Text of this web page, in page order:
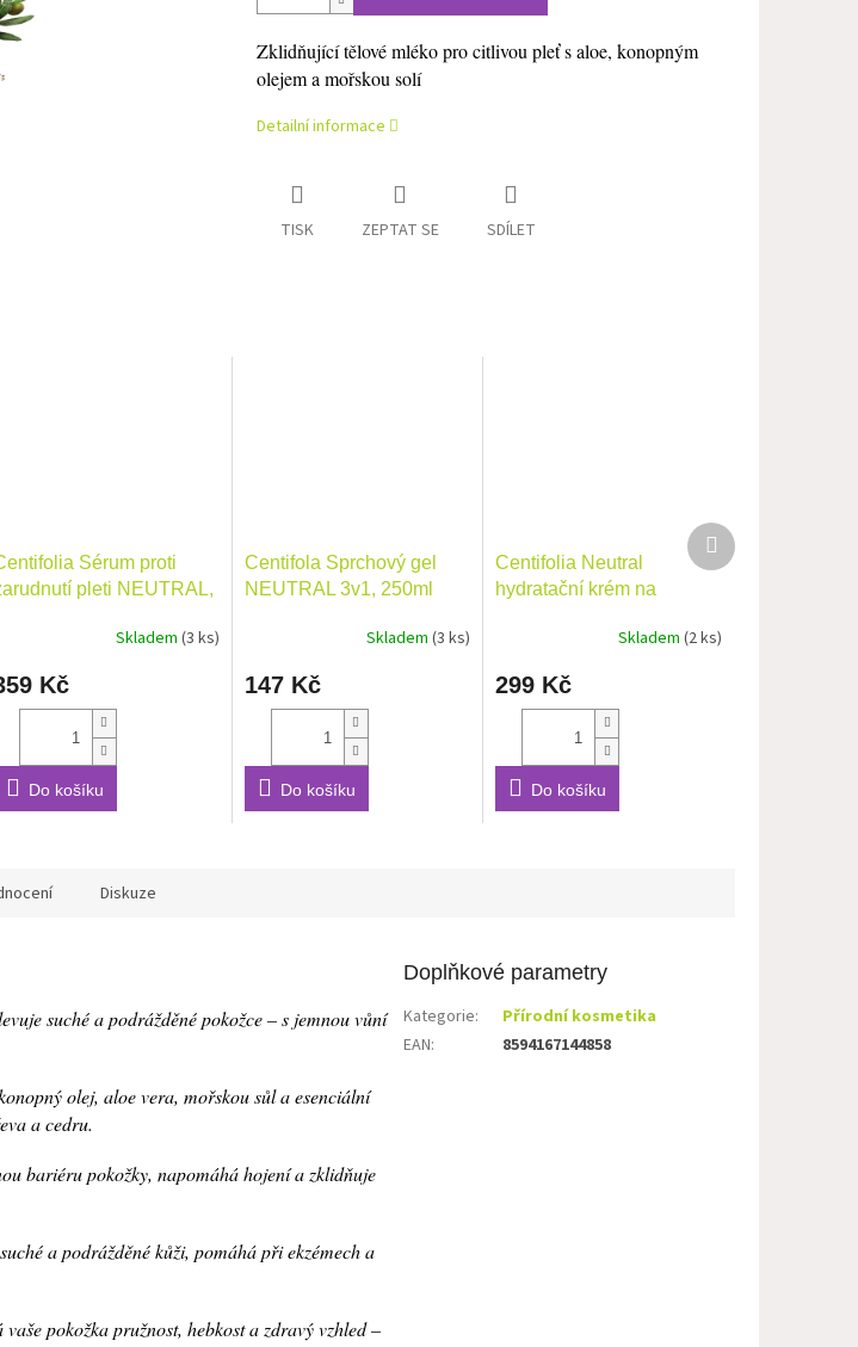
Zklidňující tělové mléko pro citlivou pleť s aloe, konopným
olejem a mořskou solí
Detailní informace
TISK ZEPTAT SE SDÍLET
Sérum proti
pleti NEUTRAL,
Skladem (3 ks)
Kč
Do košíku
Centifola Sprchový gel
NEUTRAL 3v1, 250ml
Skladem(3 ks)
147 Kč
Do košíku
Centifolia Neutral
hydratační krém na
Skladem (2 ks)
299 Kč
Do košíku
Další
produkt
Diskuze
suché a podrážděné pokožce – s jemnou vůní
olej, aloe vera, mořskou sůl a esenciální
a cedru.
bariéru pokožky, napomáhá hojení a zklidňuje
a podrážděné kůži, pomáhá při ekzémech a
pokožka pružnost, hebkost a zdravý vzhled –
Doplňkové parametry
Kategorie:
Přírodní kosmetika
EAN: 8594167144858